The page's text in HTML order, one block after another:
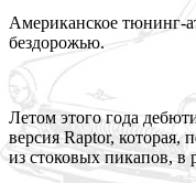
Американское тюнинг-
бездорожью.
Летом этого года
версия Raptor,
из стоковых пикапов, в